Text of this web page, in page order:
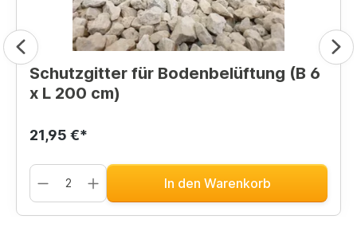
Schutzgitter für Bodenbelüftung (B 6
x L 200 cm)
21,95 €*
In den Warenkorb